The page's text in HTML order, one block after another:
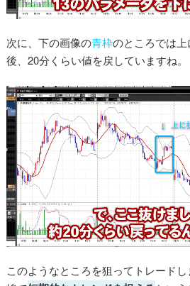
次に、下の画像の青枠のところでは
後、20分くらい値を戻していますね。
このようなところを狙ってトレード